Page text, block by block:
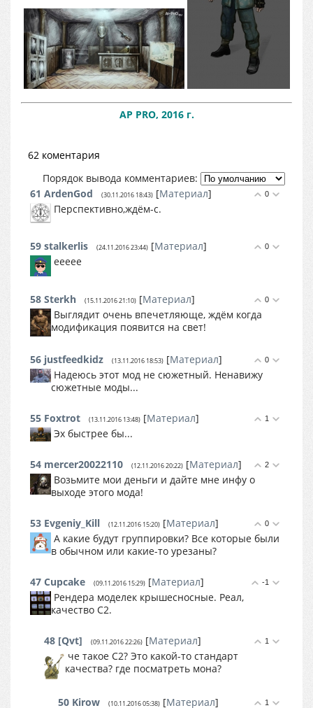
AP PRO, 2016 г.
62 коментария
Порядок вывода комментариев:
0
61 ArdenGod (30.11.2016 18:43) [Материал]
Перспективно,ждём-с.
0
59 stalkerlis (24.11.2016 23:44) [Материал]
еееее
0
58 Sterkh (15.11.2016 21:10) [Материал]
Выглядит очень впечетляюще, ждём когда
модификация появится на свет!
0
56 justfeedkidz (13.11.2016 18:53) [Материал]
Надеюсь этот мод не сюжетный. Ненавижу
сюжетные моды...
1
55 Foxtrot (13.11.2016 13:48) [Материал]
Эх быстрее бы...
2
54 mercer20022110 (12.11.2016 20:22) [Материал]
Возьмите мои деньги и дайте мне инфу о
выходе этого мода!
0
53 Evgeniy_Kill (12.11.2016 15:20) [Материал]
А какие будут группировки? Все которые были
в обычном или какие-то урезаны?
-1
47 Cupcake (09.11.2016 15:29) [Материал]
Рендера моделек крышесносные. Реал,
качество С2.
1
48 [Qvt] (09.11.2016 22:26) [Материал]
че такое С2? Это какой-то стандарт
качества? где посматреть мона?
1
50 Kirow (10.11.2016 05:38) [Материал]